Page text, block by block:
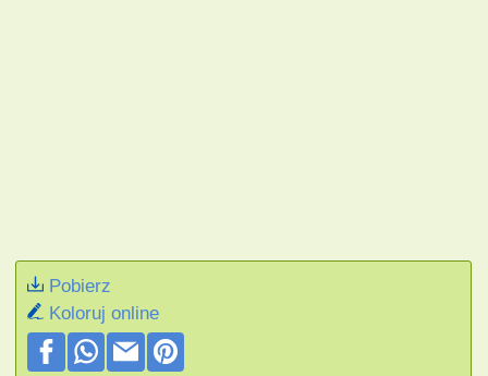
Pobierz
Koloruj online